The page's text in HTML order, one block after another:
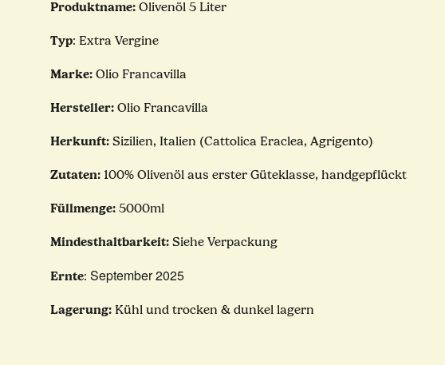
Produktname: Olivenöl 5 Liter
Typ: Extra Vergine
Marke: Olio Francavilla
Hersteller: Olio Francavilla
Herkunft: Sizilien, Italien (Cattolica Eraclea, Agrigento)
Zutaten: 100% Olivenöl aus erster Güteklasse, handgepflückt
Füllmenge: 5000ml
Mindesthaltbarkeit: Siehe Verpackung
Ernte: September 2025
Lagerung: Kühl und trocken & dunkel lagern